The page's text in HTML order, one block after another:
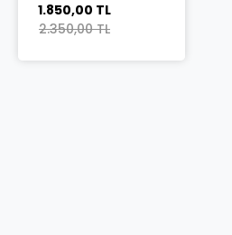
1.850,00 TL
2.350,00 TL